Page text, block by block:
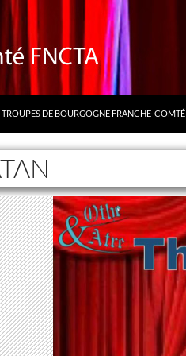
TROUPES DE BOURGOGNE FRANCHE-COMTÉ